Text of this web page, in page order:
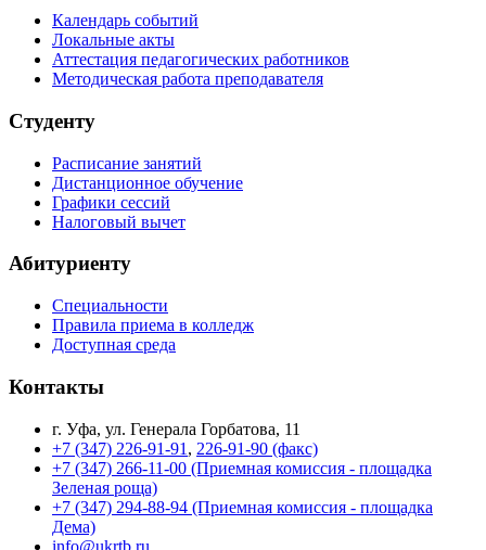
Календарь событий
Локальные акты
Аттестация педагогических работников
Методическая работа преподавателя
Студенту
Расписание занятий
Дистанционное обучение
Графики сессий
Налоговый вычет
Абитуриенту
Специальности
Правила приема в колледж
Доступная среда
Контакты
г. Уфа, ул. Генерала Горбатова, 11
+7 (347) 226-91-91 , 226-91-90 (факс)
+7 (347) 266-11-00 (Приемная комиссия - площадка
Зеленая роща)
+7 (347) 294-88-94 (Приемная комиссия - площадка
Дема)
info@ukrtb.ru